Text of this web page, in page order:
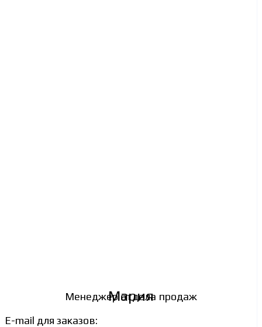
Мария
Менеджер отдела продаж
E-mail для заказов: